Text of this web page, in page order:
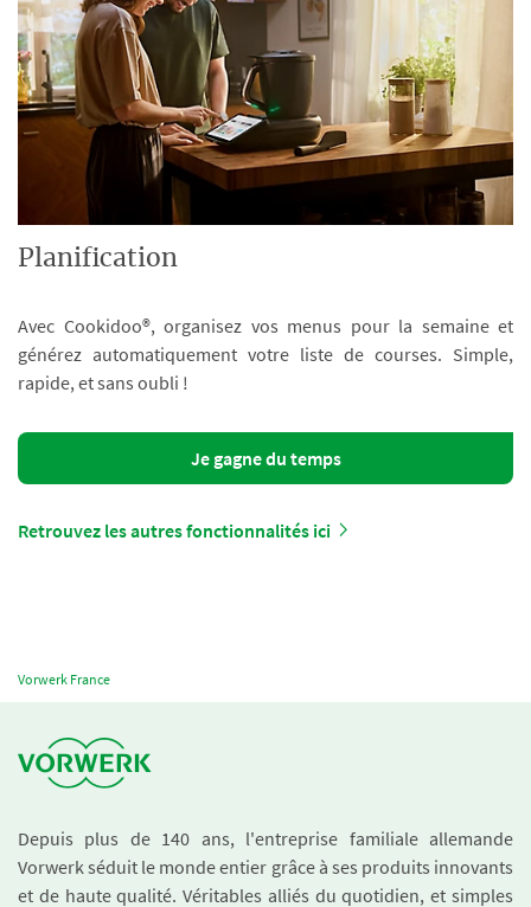
Planification
Avec Cookidoo®, organisez vos menus pour la semaine et
générez automatiquement votre liste de courses. Simple,
rapide, et sans oubli !
Je gagne du temps
Retrouvez les autres fonctionnalités ici
Vorwerk France
Depuis plus de 140 ans, l'entreprise familiale allemande
Vorwerk séduit le monde entier grâce à ses produits innovants
et de haute qualité. Véritables alliés du quotidien, et simples